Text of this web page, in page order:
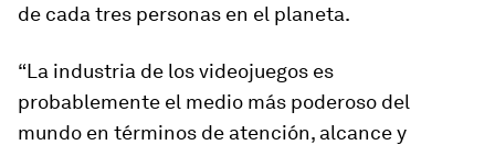
de cada tres personas en el planeta.
“La industria de los videojuegos es
probablemente el medio más poderoso del
mundo en términos de atención, alcance y